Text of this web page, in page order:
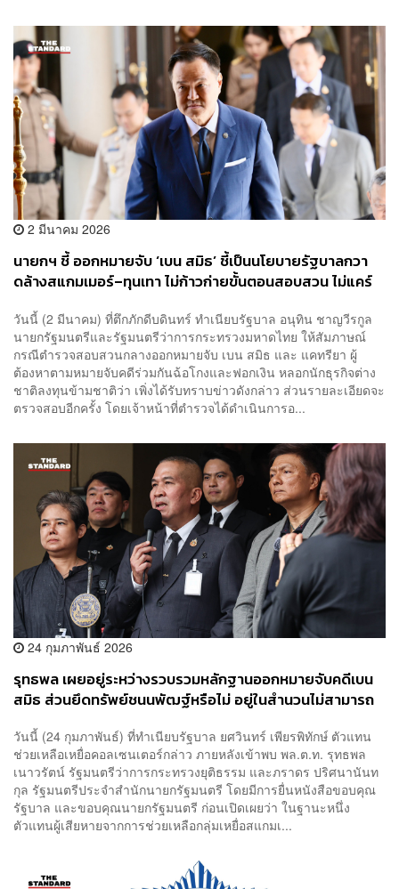
2 มีนาคม 2026
นายกฯ ชี้ ออกหมายจับ ‘เบน สมิธ’ ชี้เป็นนโยบายรัฐบาลกวา
ดล้างสแกมเมอร์–ทุนเทา ไม่ก้าวก่ายขั้นตอนสอบสวน ไม่แคร์
วันนี้ (2 มีนาคม) ที่ตึกภักดีบดินทร์ ทำเนียบรัฐบาล อนุทิน ชาญวีรกูล
นายกรัฐมนตรีและรัฐมนตรีว่าการกระทรวงมหาดไทย ให้สัมภาษณ์
กรณีตำรวจสอบสวนกลางออกหมายจับ เบน สมิธ และ แคทรียา ผู้
ต้องหาตามหมายจับคดีร่วมกันฉ้อโกงและฟอกเงิน หลอกนักธุรกิจต่าง
ชาติลงทุนข้ามชาติว่า เพิ่งได้รับทราบข่าวดังกล่าว ส่วนรายละเอียดจะ
ตรวจสอบอีกครั้ง โดยเจ้าหน้าที่ตำรวจได้ดำเนินการอ...
24 กุมภาพันธ์ 2026
รุทธพล เผยอยู่ระหว่างรวบรวมหลักฐานออกหมายจับคดีเบน
สมิธ ส่วนยึดทรัพย์ชนนพัฒฐ์หรือไม่ อยู่ในสำนวนไม่สามารถ
วันนี้ (24 กุมภาพันธ์) ที่ทำเนียบรัฐบาล ยศวินทร์ เพียรพิทักษ์ ตัวแทน
ช่วยเหลือเหยื่อคอลเซนเตอร์กล่าว ภายหลังเข้าพบ พล.ต.ท. รุทธพล
เนาวรัตน์ รัฐมนตรีว่าการกระทรวงยุติธรรม และภราดร ปริศนานันท
กุล รัฐมนตรีประจำสำนักนายกรัฐมนตรี โดยมีการยื่นหนังสือขอบคุณ
รัฐบาล และขอบคุณนายกรัฐมนตรี ก่อนเปิดเผยว่า ในฐานะหนึ่ง
ตัวแทนผู้เสียหายจากการช่วยเหลือกลุ่มเหยื่อสแกมเ...